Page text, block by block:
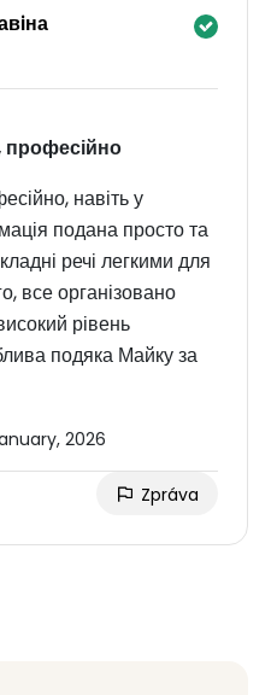
професійно
навіть у
подана просто та
речі легкими для
все організовано
рівень
подяка Майку за
2026
Zpráva